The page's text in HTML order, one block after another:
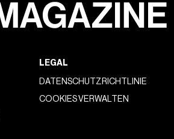
LEGAL
DATENSCHUTZRICHTLINIE
COOKIES VERWALTEN